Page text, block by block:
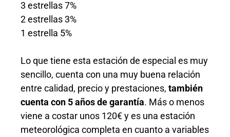
3 estrellas 7%
2 estrellas 3%
1 estrella 5%
Lo que tiene esta estación de especial es muy
sencillo, cuenta con una muy buena relación
entre calidad, precio y prestaciones, también
cuenta con 5 años degarantía. Más o menos
viene a costar unos 120€ y es una estación
meteorológica completa en cuanto a variables